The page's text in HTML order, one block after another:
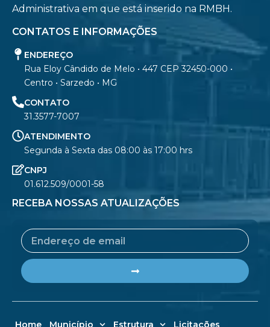
Administrativa em que está inserido na RMBH.
CONTATOS E INFORMAÇÕES
ENDEREÇO
Rua Eloy Cândido de Melo • 447 CEP 32450-000 •
Centro • Sarzedo • MG
CONTATO
31.3577-7007
ATENDIMENTO
Segunda à Sexta das 08:00 às 17:00 hrs
CNPJ
01.612.509/0001-58
RECEBA NOSSAS ATUALIZAÇÕES
Email
Home Município Estrutura Licitações